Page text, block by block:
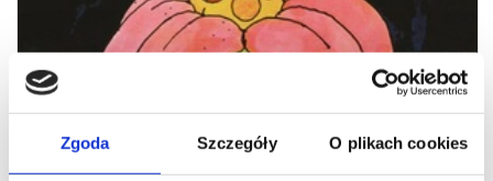
Zgoda Szczegóły O plikach cookies